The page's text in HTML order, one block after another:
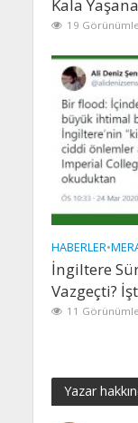
Kala
19
HABERLER•
İngiltere
Vazgeçti?
11
Yazar